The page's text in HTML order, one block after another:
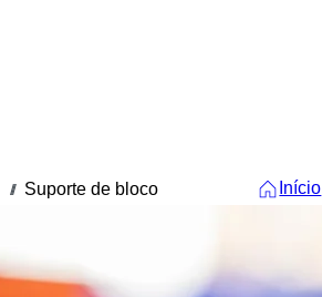
/// Suporte de bloco Início